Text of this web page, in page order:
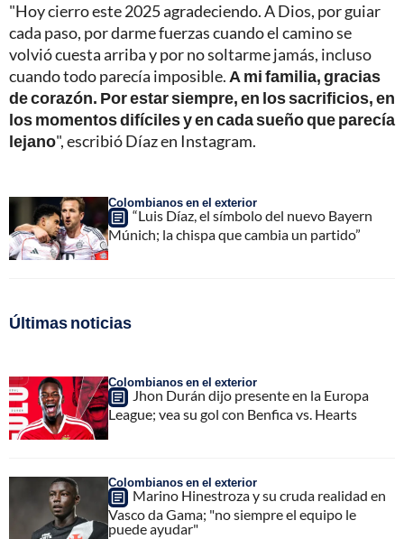
"Hoy cierro este 2025 agradeciendo. A Dios, por guiar
cada paso, por darme fuerzas cuando el camino se
volvió cuesta arriba y por no soltarme jamás, incluso
cuando todo parecía imposible. A mi familia, gracias
de corazón. Por estar siempre, en los sacrificios, en
los momentos difíciles y en cada sueño que parecía
lejano", escribió Díaz en Instagram.
Colombianos en el exterior
“Luis Díaz, el símbolo del nuevo Bayern
Múnich; la chispa que cambia un partido”
Últimas noticias
Colombianos en el exterior
Jhon Durán dijo presente en la Europa
League; vea su gol con Benfica vs. Hearts
Colombianos en el exterior
Marino Hinestroza y su cruda realidad en
Vasco da Gama; "no siempre el equipo le
puede ayudar"